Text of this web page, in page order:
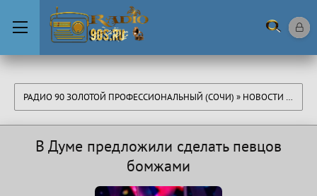
РАДИО 90 ЗОЛОТОЙ ПРОФЕССИОНАЛЬНЫЙ (СОЧИ) » НОВОСТИ
В Думе предложили сделать певцов
бомжами